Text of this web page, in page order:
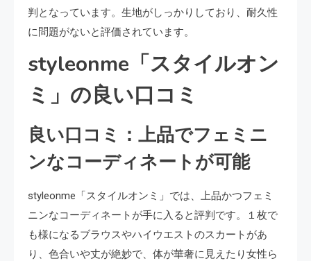
判となっています。生地がしっかりしており、耐久性
に問題がないと評価されています。
styleonme「スタイルオン
ミ」の良い口コミ
良い口コミ：上品でフェミニ
ンなコーディネートが可能
styleonme「スタイルオンミ」では、上品かつフェミ
ニンなコーディネートが手に入ると評判です。１枚で
も様になるブラウスやハイウエストのスカートがあ
り、色合いや丈が絶妙で、体が華奢に見えたり女性ら